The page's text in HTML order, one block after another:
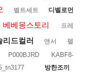
벨트세트 디벨로먼
베베몽스토리 프레
리드컬러 앤서
펠
P000BJRD
KABF8-
방한조끼